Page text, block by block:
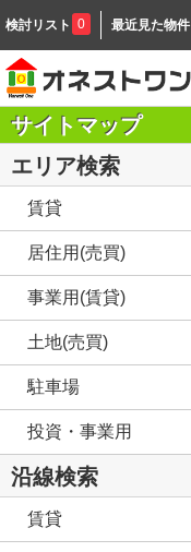
検討リスト 0 最近見た物件
サイトマップ
エリア検索
賃貸
居住用(売買)
事業用(賃貸)
土地(売買)
駐車場
投資・事業用
沿線検索
賃貸